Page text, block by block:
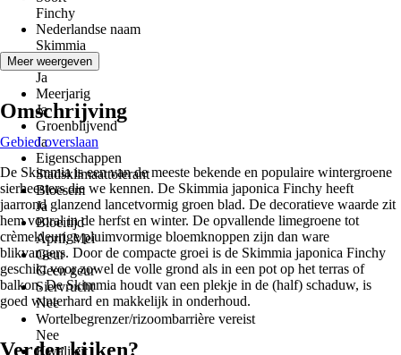
Finchy
Nederlandse naam
Skimmia
Winterhard
Ja
Meerjarig
Ja
Groenblijvend
Ja
Eigenschappen
Stadsklimaattolerant
Bloesem
Ja
Bloeitijd
April, Mei
Geur
Geen geur
Siervrucht
Nee
Wortelbegrenzer/rizoombarrière vereist
Nee
Kwaliteit
Meer weergeven
Omschrijving
Gebied overslaan
De Skimmia is een van de meeste bekende en populaire wintergroene
sierheesters die we kennen. De Skimmia japonica Finchy heeft
jaarrond glanzend lancetvormig groen blad. De decoratieve waarde zit
hem vooral in de herfst en winter. De opvallende limegroene tot
crèmekleurige pluimvormige bloemknoppen zijn dan ware
blikvangers. Door de compacte groei is de Skimmia japonica Finchy
geschikt voor zowel de volle grond als in een pot op het terras of
balkon. De Skimmia houdt van een plekje in de (half) schaduw, is
goed winterhard en makkelijk in onderhoud.
Verder kijken?